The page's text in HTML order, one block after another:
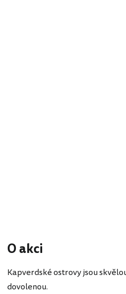
O akci
Kapverdské ostrovy jsou
dovolenou.